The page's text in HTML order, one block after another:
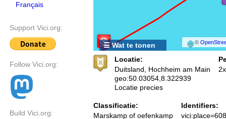
Français
Support Vici.org:
Follow Vici.org:
Build Vici.org:
©
☰ Wat te tonen
Locatie:
Duitsland, Hochheim am Main
geo:50.03054,8.322939
Locatie precies
Classificatie:
Marskamp of oefenkamp
Identifiers: